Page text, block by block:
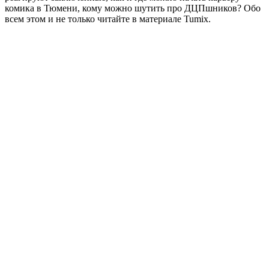
комика в Тюмени, кому можно шутить про ДЦПшников? Обо
всем этом и не только читайте в материале Tumix.